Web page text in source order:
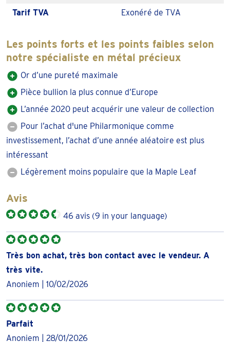
», le poids standard sur le marché, ce qui suscite
directement l’engouement des investisseurs et
négociants. La Philharmonique de Vienne en or est
presque la seule pièce d'investissement en or once troy
produite en Europe à ce jour, et de loin la plus connue.
Elle contient précisément 31,103 grammes d’or pur.
Pourquoi acheter la Philharmonique en or 1
once troy de 2026?
La Philharmonique en or 1 once troy de 2026 est un
physique.
résistantes aux crises et durables. En raison de sa
renommée, la Philharmonique fait partie des classiques
pour les investisseurs en or. Dans les années 1990, la
Philharmonique 1 OZ est plusieurs fois la pièce en or la
plus vendue dans le monde entier.
La conception de la Philharmonique
La Philharmonique en or doit à la fois son nom et sa
conception au célèbre Orchestre philharmonique de
Tarif TVA
Exonéré de TVA
Les points forts et les points faibles selon
notre spécialiste en métal précieux
Or d’une pureté maximale
Pièce bullion la plus connue d’Europe
L’année 2020 peut acquérir une valeur de collection
Pour l’achat d'une Philarmonique comme
investissement, l’achat d’une année aléatoire est plus
intéressant
Légèrement moins populaire que la Maple Leaf
Avis
46 avis (9 in your language)
Très bon achat, très bon contact avec le vendeur. A
très vite.
Anoniem | 10/02/2026
Parfait
Anoniem | 28/01/2026